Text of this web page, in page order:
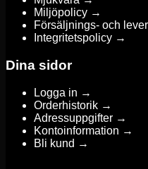
Miljöpolicy →
Försäljnings- och
Integritetspolicy →
Dina sidor
Logga in →
Orderhistorik →
Adressuppgifter →
Kontoinformation →
Bli kund →